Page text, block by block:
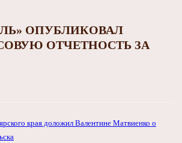
ОПУБЛИКОВАЛ
ОТЧЕТНОСТЬ ЗА